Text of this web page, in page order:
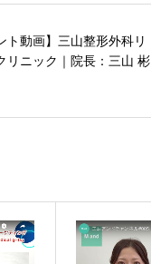
ト動画】三山整形外科リ
リニック｜院長：三山 彬